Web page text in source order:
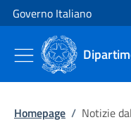
Vai al contenuto
Vai alla navigazione del sito
Governo Italiano
Homepage / Notizie